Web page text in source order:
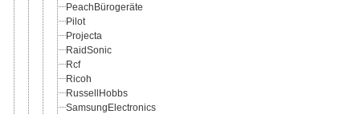
PeachBürogeräte
Pilot
Projecta
RaidSonic
Rcf
Ricoh
RussellHobbs
SamsungElectronics